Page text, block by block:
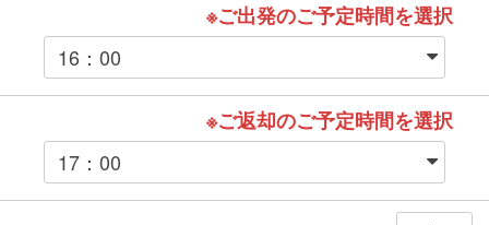
※ご出発のご予定時間を選択
※ご返却のご予定時間を選択